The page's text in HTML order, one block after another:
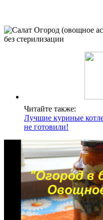
Читайте также:
Лучшие куриные
не готовили!